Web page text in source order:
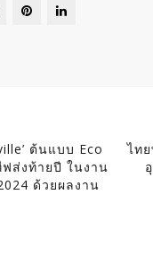
ต้นแบบ Eco
ส่งท้ายปี ในงาน
ด้วยผลงาน
ไท